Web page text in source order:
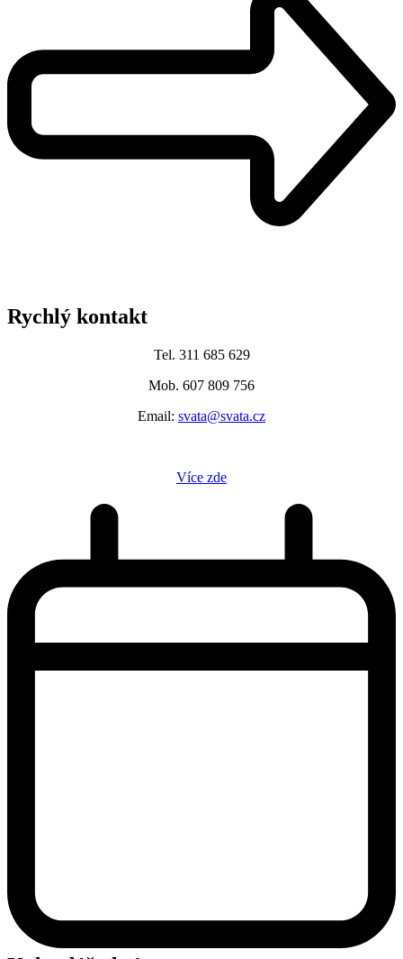
Rychlý kontakt
Tel. 311 685 629
Mob. 607 809 756
Email: svata@svata.cz
Více zde